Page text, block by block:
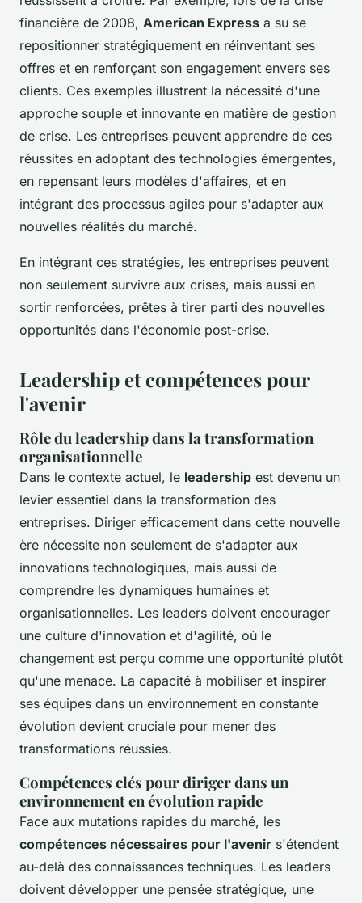
financière de 2008, American Express a su se
repositionner stratégiquement en réinventant ses
offres et en renforçant son engagement envers ses
clients. Ces exemples illustrent la nécessité d'une
approche souple et innovante en matière de gestion
de crise. Les entreprises peuvent apprendre de ces
réussites en adoptant des technologies émergentes,
en repensant leurs modèles d'affaires, et en
intégrant des processus agiles pour s'adapter aux
nouvelles réalités du marché.
En intégrant ces stratégies, les entreprises peuvent
non seulement survivre aux crises, mais aussi en
sortir renforcées, prêtes à tirer parti des nouvelles
opportunités dans l'économie post-crise.
Leadership et compétences pour
l'avenir
Rôle du leadership dans la transformation
organisationnelle
Dans le contexte actuel, le leadership est devenu un
levier essentiel dans la transformation des
entreprises. Diriger efficacement dans cette nouvelle
ère nécessite non seulement de s'adapter aux
innovations technologiques, mais aussi de
comprendre les dynamiques humaines et
organisationnelles. Les leaders doivent encourager
une culture d'innovation et d'agilité, où le
changement est perçu comme une opportunité plutôt
qu'une menace. La capacité à mobiliser et inspirer
ses équipes dans un environnement en constante
évolution devient cruciale pour mener des
transformations réussies.
Compétences clés pour diriger dans un
environnement en évolution rapide
Face aux mutations rapides du marché, les
compétences nécessaires pour l'avenir s'étendent
au-delà des connaissances techniques. Les leaders
doivent développer une pensée stratégique, une